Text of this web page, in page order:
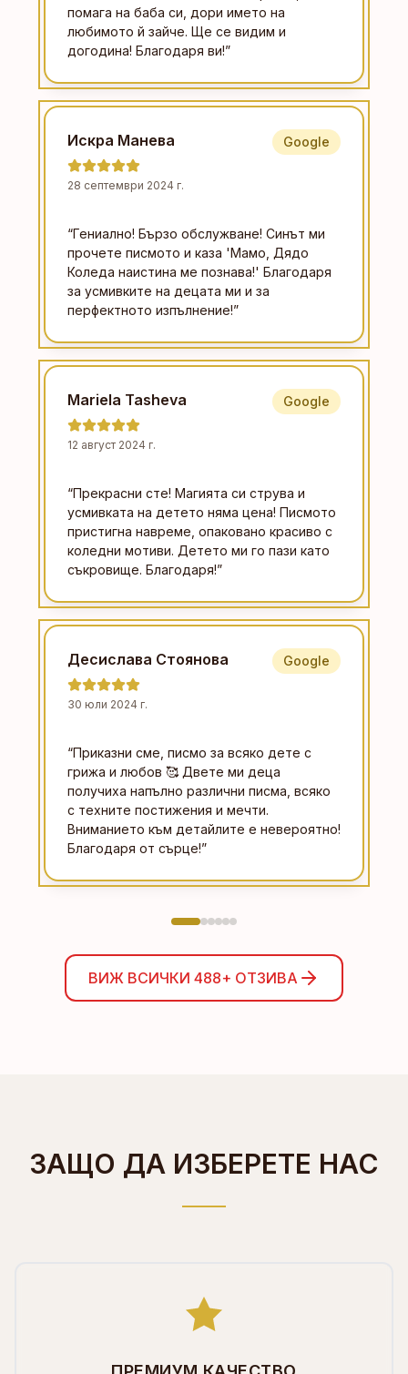
помага на баба си, дори името на
любимото й зайче. Ще се видим и
догодина! Благодаря ви!”
Искра Манева
28 септември 2024 г.
Google
“Гениално! Бързо обслужване! Синът ми
прочете писмото и каза 'Мамо, Дядо
Коледа наистина ме познава!' Благодаря
за усмивките на децата ми и за
перфектното изпълнение!”
Mariela Tasheva
12 август 2024 г.
Google
“Прекрасни сте! Магията си струва и
усмивката на детето няма цена! Писмото
пристигна навреме, опаковано красиво с
коледни мотиви. Детето ми го пази като
съкровище. Благодаря!”
Десислава Стоянова
30 юли 2024 г.
Google
“Приказни сме, писмо за всяко дете с
грижа и любов 🥰 Двете ми деца
получиха напълно различни писма, всяко
с техните постижения и мечти.
Вниманието към детайлите е невероятно!
Благодаря от сърце!”
ВИЖ ВСИЧКИ 488+ ОТЗИВА
ЗАЩО ДА ИЗБЕРЕТЕ НАС